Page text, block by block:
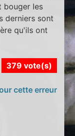
bouger les
derniers sont
qu'ils ont
379 vote(s)
cette erreur